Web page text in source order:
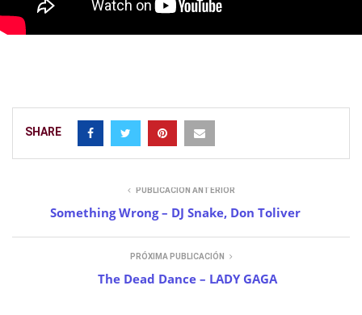
SHARE
PUBLICACIÓN ANTERIOR
Something Wrong – DJ Snake, Don Toliver
PRÓXIMA PUBLICACIÓN
The Dead Dance – LADY GAGA